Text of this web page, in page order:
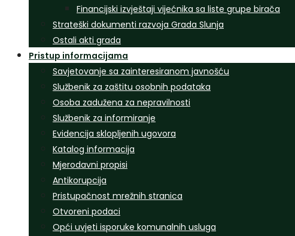
Financijski izvještaji vijećnika sa liste grupe birača
Strateški dokumenti razvoja Grada Slunja
Ostali akti grada
Pristup informacijama
Savjetovanje sa zainteresiranom javnošću
Službenik za zaštitu osobnih podataka
Osoba zadužena za nepravilnosti
Službenik za informiranje
Evidencija sklopljenih ugovora
Katalog informacija
Mjerodavni propisi
Antikorupcija
Pristupačnost mrežnih stranica
Otvoreni podaci
Opći uvjeti isporuke komunalnih usluga